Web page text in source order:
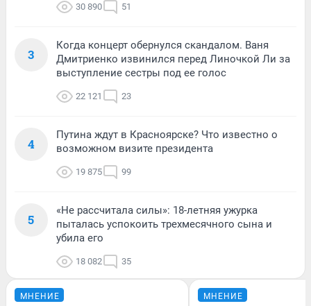
30 890 51
3
Когда концерт обернулся скандалом. Ваня
Дмитриенко извинился перед Линочкой Ли за
выступление сестры под ее голос
22 121 23
4
Путина ждут в Красноярске? Что известно о
возможном визите президента
19 875 99
5
«Не рассчитала силы»: 18-летняя ужурка
пыталась успокоить трехмесячного сына и
убила его
18 082 35
МНЕНИЕ МНЕНИЕ